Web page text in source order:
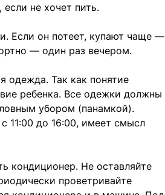
не хочет пить.
Если он потеет, купают чаще —
— один раз вечером.
одежда. Так как понятие
ребенка. Все одежки должны
убором (панамкой).
11:00 до 16:00, имеет смысл
кондиционер. Не оставляйте
проветривайте